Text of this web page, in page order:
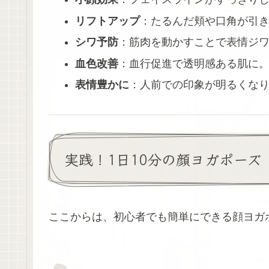
リフトアップ：たるんだ頬や口角が引
シワ予防：筋肉を動かすことで表情ジ
血色改善：血行促進で透明感ある肌に。
表情豊かに ：人前での印象が明るくな
実践！1日10分の顔ヨガポーズ
ここからは、初心者でも簡単にできる顔ヨ